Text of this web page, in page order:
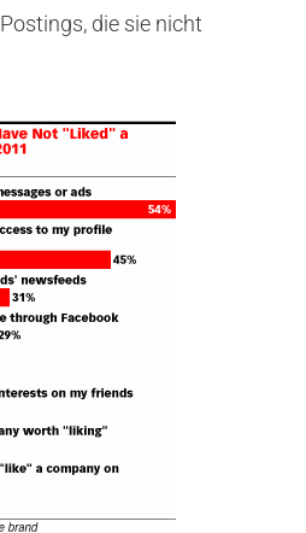
die sie nicht